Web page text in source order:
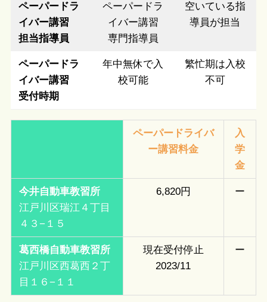
ペーパードラ
イバー講習
担当指導員
ペーパードラ
イバー講習
専門指導員
空いている指
導員が担当
ペーパードラ
イバー講習
受付時期
年中無休で入
校可能
繁忙期は入校
不可
ペーパードライバ
ー講習料金
入
学
金
今井自動車教習所
江戸川区瑞江４丁目
４３−１５
6,820円 ー
葛西橋自動車教習所
江戸川区西葛西２丁
目１６−１１
現在受付停止
2023/11
ー